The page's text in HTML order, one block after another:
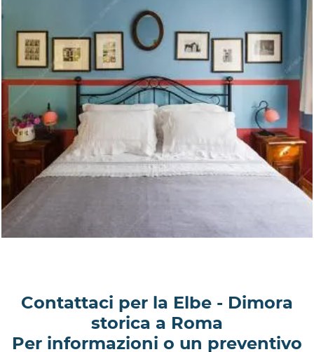
Contattaci per la Elbe - Dimora
storica a Roma
Per informazioni o un preventivo